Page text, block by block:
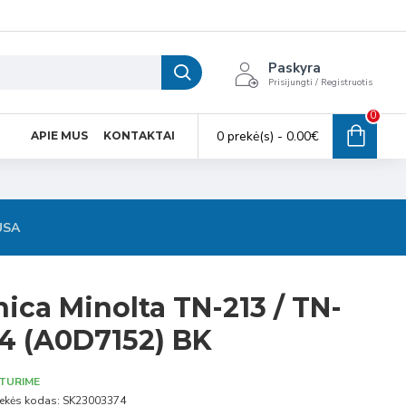
Paskyra
Prisijungti / Registruotis
APIE MUS KONTAKTAI 0 prekė(s) - 0.00€
0
Minolta TN-213 / TN-
(A0D7152) BK
TURIME
kodas: SK23003374